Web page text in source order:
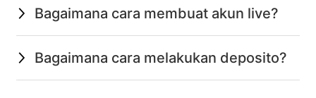
Bagaimana cara membuat akun live?
Bagaimana cara melakukan deposito?